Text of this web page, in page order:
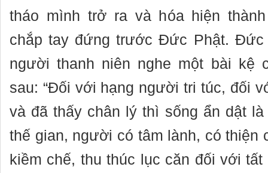
tháo mình trở ra và hóa hiện
chắp tay đứng trước Đức Phật. Đức
người thanh niên nghe một bài kệ
sau: “Đối với hạng người tri túc, đối
và đã thấy chân lý thì sống ẩn dật là
thế gian, người có tâm lành, có thiện
kiềm chế, thu thúc lục căn đối với